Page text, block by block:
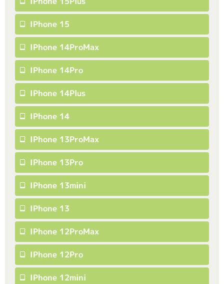
IPhone 15
IPhone 14ProMax
IPhone 14Pro
IPhone 14Plus
IPhone 14
IPhone 13ProMax
IPhone 13Pro
IPhone 13mini
IPhone 13
IPhone 12ProMax
IPhone 12Pro
IPhone 12mini